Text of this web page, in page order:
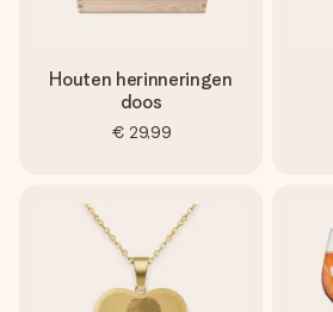
Houten herinneringen
doos
€ 29,99